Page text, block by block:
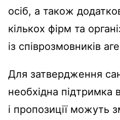
осіб, а також
кількох фірм та
із співрозмовників
Для затвердження
необхідна підтримка
і пропозиції можуть